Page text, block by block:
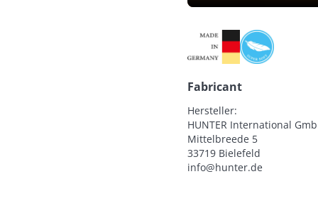
Fabricant
Hersteller:
HUNTER International
Mittelbreede 5
33719 Bielefeld
info@hunter.de